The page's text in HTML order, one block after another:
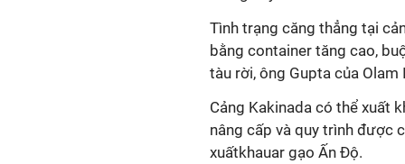
Tình trạng căng thẳng tại
bằng container tăng cao,
tàu rời, ông Gupta của Olam
Cảng Kakinada có thể xuất
nâng cấp và quy trình được
xuấtkhauar gạo Ấn Độ.